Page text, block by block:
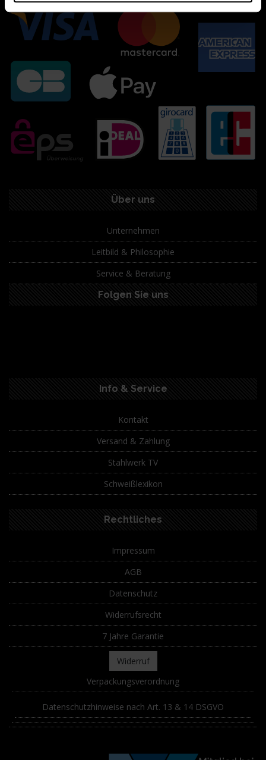
Über uns
Unternehmen
Leitbild & Philosophie
Service & Beratung
Folgen Sie uns
Info & Service
Kontakt
Versand & Zahlung
Stahlwerk TV
Schweißlexikon
Rechtliches
Impressum
AGB
Datenschutz
Widerrufsrecht
7 Jahre Garantie
Widerruf
Verpackungsverordnung
Datenschutzhinweise nach Art. 13 & 14 DSGVO